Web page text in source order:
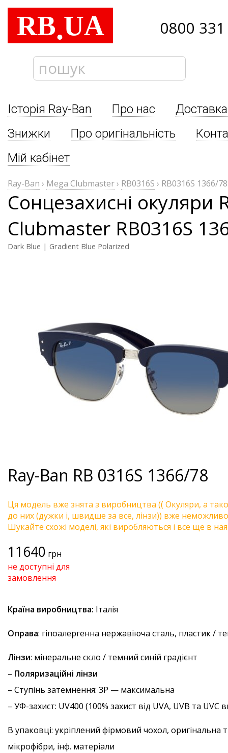
RB.UA 0800
Історія Ray-Ban Про нас
Знижки
Про оригінальність
Мій кабінет
Ray-Ban › Mega Clubmaster› RB0316S › RB0316S 1366/78
Сонцезахисні окуляри
Clubmaster RB0316S
Dark Blue | Gradient Blue Polarized
Ray-Ban RB 0316S 1366/78
Ця модель вже знята з виробництва (( Окуляри, а
до них (дужки і, швидше за все, лінзи)) вже неможливо
Шукайте схожі моделі, які виробляються і все ще в
11640 грн
не доступні для
замовлення
Країна виробництва: Італія
Оправа: гіпоалергенна нержавіюча сталь, пластик /
Лінзи: мінеральне скло / темний синій градієнт
– Поляризаційні лінзи
– Ступінь затемнення: 3P — максимальна
– УФ-захист: UV400 (100% захист від UVA, UVB та
В упаковці: укріплений фірмовий чохол, оригінальна
мікрофібри, інф. матеріали